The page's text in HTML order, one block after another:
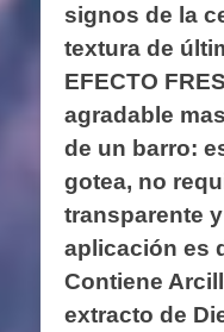
signos de la
textura de
EFECTO
agradable
de un barro:
gotea, no
transparente
aplicación es
Contiene
extracto de